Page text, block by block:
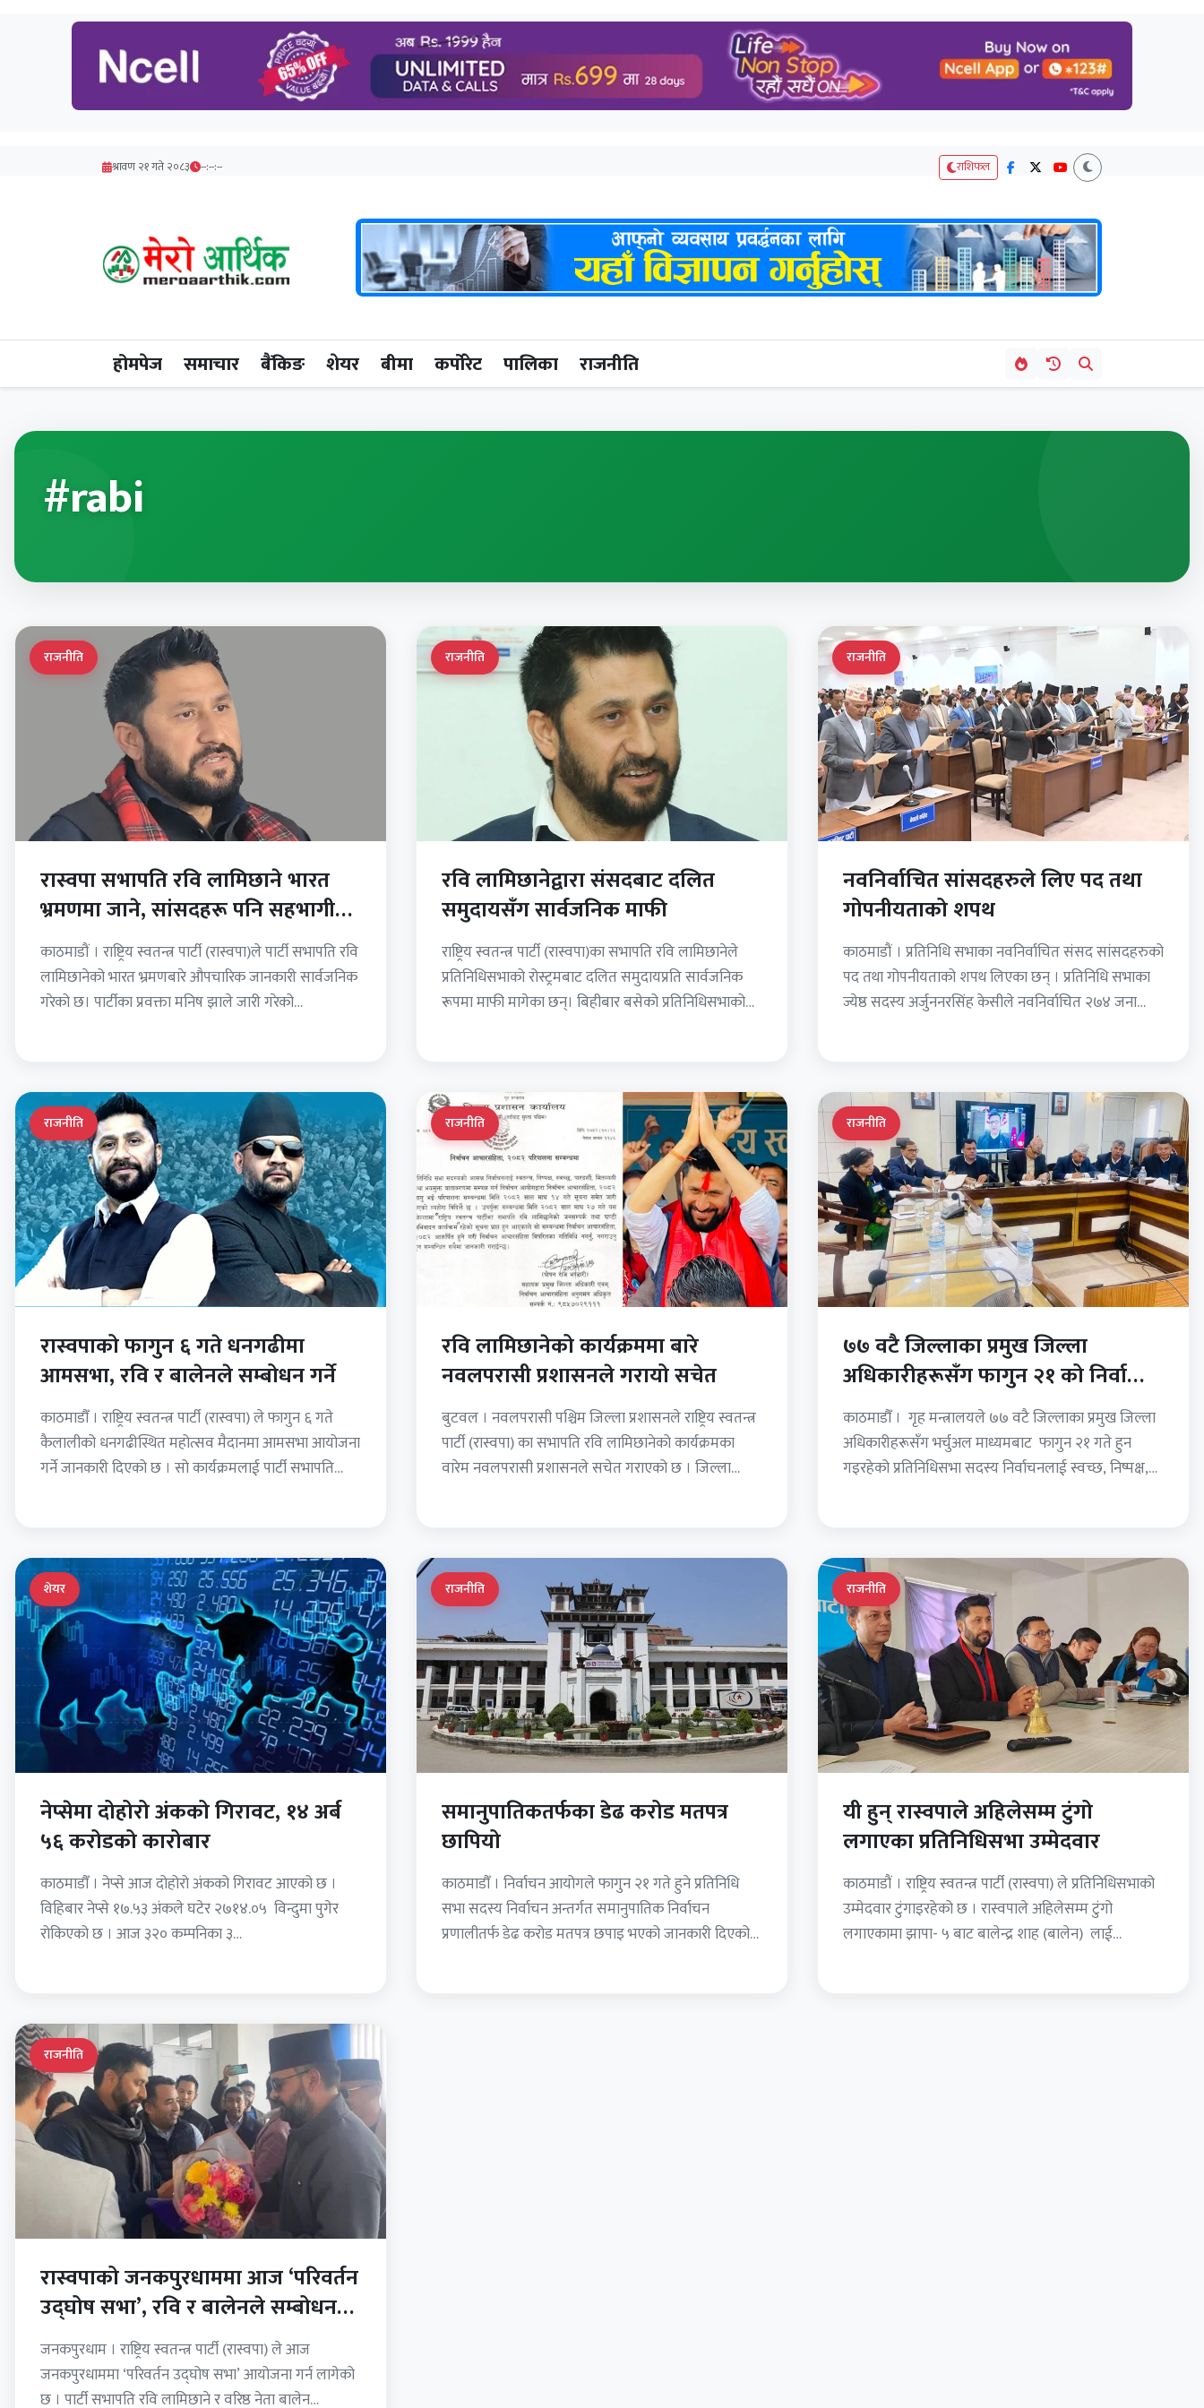
श्रावण २१ गते २०८३ --:--:-- राशिफल
होमपेज समाचार बैंकिङ शेयर बीमा कर्पोरेट पालिका राजनीति
#rabi
राजनीति
रास्वपा सभापति रवि लामिछाने भारत
भ्रमणमा जाने, सांसदहरू पनि सहभागी
हुने
काठमाडौं । राष्ट्रिय स्वतन्त्र पार्टी (रास्वपा)ले पार्टी सभापति रवि
लामिछानेको भारत भ्रमणबारे औपचारिक जानकारी सार्वजनिक
गरेको छ। पार्टीका प्रवक्ता मनिष झाले जारी गरेको
राजनीति
रवि लामिछानेद्वारा संसदबाट दलित
समुदायसँग सार्वजनिक माफी
राष्ट्रिय स्वतन्त्र पार्टी (रास्वपा)का सभापति रवि लामिछानेले
प्रतिनिधिसभाको रोस्ट्रमबाट दलित समुदायप्रति सार्वजनिक
रूपमा माफी मागेका छन्। बिहीबार बसेको प्रतिनिधिसभाको
राजनीति
नवनिर्वाचित सांसदहरुले लिए पद तथा
गोपनीयताको शपथ
काठमाडौं । प्रतिनिधि सभाका नवनिर्वाचित संसद सांसदहरुको
पद तथा गोपनीयताको शपथ लिएका छन् । प्रतिनिधि सभाका
ज्येष्ठ सदस्य अर्जुननरसिंह केसीले नवनिर्वाचित २७४ जना
राजनीति
रास्वपाको फागुन ६ गते धनगढीमा
आमसभा, रवि र बालेनले सम्बोधन गर्ने
काठमाडौँ । राष्ट्रिय स्वतन्त्र पार्टी (रास्वपा) ले फागुन ६ गते
कैलालीको धनगढीस्थित महोत्सव मैदानमा आमसभा आयोजना
गर्ने जानकारी दिएको छ । सो कार्यक्रमलाई पार्टी सभापति…
राजनीति
रवि लामिछानेको कार्यक्रममा बारे
नवलपरासी प्रशासनले गरायो सचेत
बुटवल । नवलपरासी पश्चिम जिल्ला प्रशासनले राष्ट्रिय स्वतन्त्र
पार्टी (रास्वपा) का सभापति रवि लामिछानेको कार्यक्रमका
वारेम नवलपरासी प्रशासनले सचेत गराएको छ । जिल्ला
राजनीति
७७ वटै जिल्लाका प्रमुख जिल्ला
अधिकारीहरूसँग फागुन २१ को निर्वाचित
केन्द्रित भर्चुअल छलफल
काठमाडौँ । गृह मन्त्रालयले ७७ वटै जिल्लाका प्रमुख जिल्ला
अधिकारीहरूसँग भर्चुअल माध्यमबाट फागुन २१ गते हुन
गइरहेको प्रतिनिधिसभा सदस्य निर्वाचनलाई स्वच्छ, निष्पक्ष,
शेयर
नेप्सेमा दोहोरो अंकको गिरावट, १४ अर्ब
५६ करोडको कारोबार
काठमाडौँ । नेप्से आज दोहोरो अंकको गिरावट आएको छ ।
विहिबार नेप्से १७.५३ अंकले घटेर २७१४.०५ विन्दुमा पुगेर
रोकिएको छ । आज ३२० कम्पनिका ३…
राजनीति
समानुपातिकतर्फका डेढ करोड मतपत्र
छापियो
काठमाडौँ । निर्वाचन आयोगले फागुन २१ गते हुने प्रतिनिधि
सभा सदस्य निर्वाचन अन्तर्गत समानुपातिक निर्वाचन
प्रणालीतर्फ डेढ करोड मतपत्र छपाइ भएको जानकारी दिएको
राजनीति
यी हुन् रास्वपाले अहिलेसम्म टुंगो
लगाएका प्रतिनिधिसभा उम्मेदवार
काठमाडौं । राष्ट्रिय स्वतन्त्र पार्टी (रास्वपा) ले प्रतिनिधिसभाको
उम्मेदवार टुंगाइरहेको छ । रास्वपाले अहिलेसम्म टुंगो
लगाएकामा झापा- ५ बाट बालेन्द्र शाह (बालेन) लाई
राजनीति
रास्वपाको जनकपुरधाममा आज ‘परिवर्तन
उद्घोष सभा’, रवि र बालेनले सम्बोधन
गर्दै
जनकपुरधाम । राष्ट्रिय स्वतन्त्र पार्टी (रास्वपा) ले आज
जनकपुरधाममा ‘परिवर्तन उद्घोष सभा’ आयोजना गर्न लागेको
छ । पार्टी सभापति रवि लामिछाने र वरिष्ठ नेता बालेन…